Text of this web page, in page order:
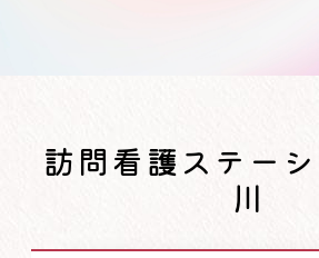
訪問看護ステー
川